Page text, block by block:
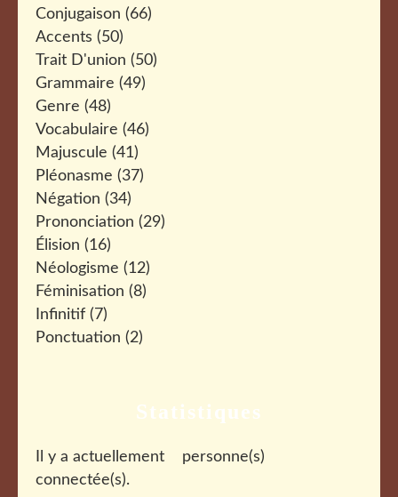
Conjugaison (66)
Accents (50)
Trait D'union (50)
Grammaire (49)
Genre (48)
Vocabulaire (46)
Majuscule (41)
Pléonasme (37)
Négation (34)
Prononciation (29)
Élision (16)
Néologisme (12)
Féminisation (8)
Infinitif (7)
Ponctuation (2)
Statistiques
Il y a actuellement
personne(s)
connectée(s).